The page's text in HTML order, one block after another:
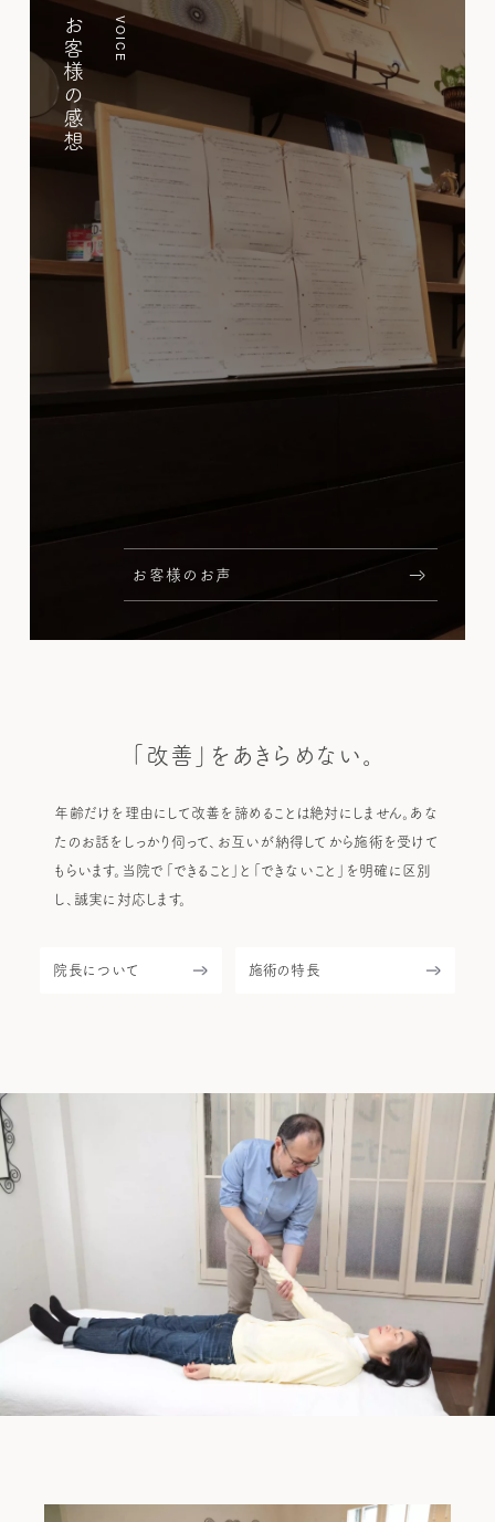
HOME
VOICE
お客様の感想
お客様のお声
「改善」をあきらめない。
年齢だけを理由にして改善を諦めることは絶対にしません。あな
たのお話をしっかり伺って、お互いが納得してから施術を受けて
もらいます。当院で「できること」と「できないこと」を明確に区別
し、誠実に対応します。
院長について 施術の特長